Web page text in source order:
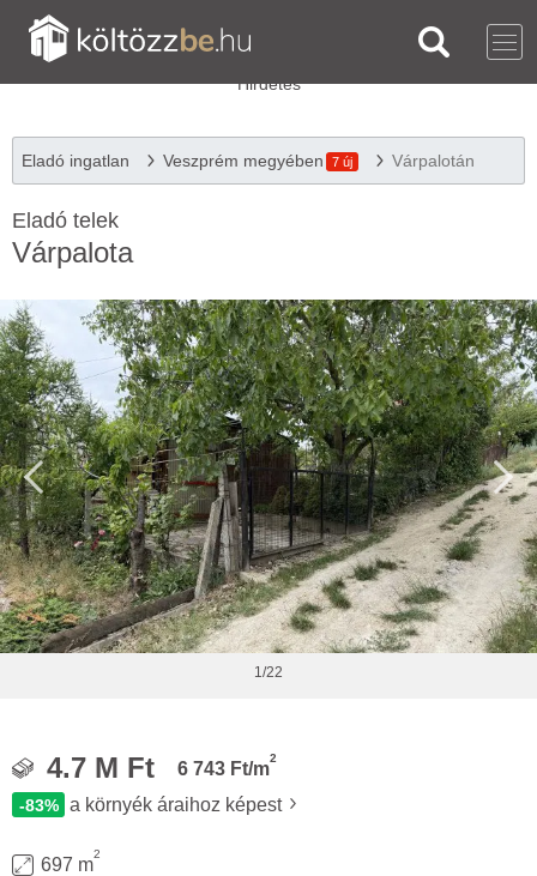
Eladó ingatlan Veszprém megyében 7 új Várpalotán
Eladó telek
Várpalota
1/22
4.7 M Ft 6 743 Ft/m
2
-83% a környék áraihoz képest
697 m
2